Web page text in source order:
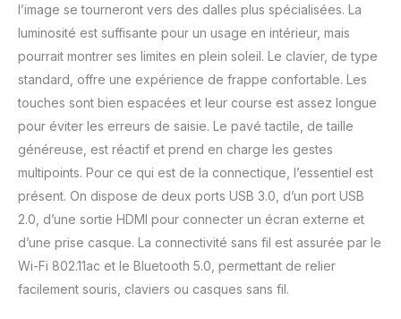
l’image se tourneront vers des dalles plus spécialisées. La
luminosité est suffisante pour un usage en intérieur, mais
pourrait montrer ses limites en plein soleil. Le clavier, de type
standard, offre une expérience de frappe confortable. Les
touches sont bien espacées et leur course est assez longue
pour éviter les erreurs de saisie. Le pavé tactile, de taille
généreuse, est réactif et prend en charge les gestes
multipoints. Pour ce qui est de la connectique, l’essentiel est
présent. On dispose de deux ports USB 3.0, d’un port USB
2.0, d’une sortie HDMI pour connecter un écran externe et
d’une prise casque. La connectivité sans fil est assurée par le
Wi-Fi 802.11ac et le Bluetooth 5.0, permettant de relier
facilement souris, claviers ou casques sans fil.